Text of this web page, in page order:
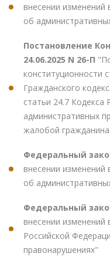
внесении изменений
об
Постановление
24.06.2025 N 26-П
конституционности
Гражданского
статьи 24.7 Кодекса
административных
жалобой
Федеральный
внесении изменений
об
Федеральный
внесении изменений
Российской
правонарушениях"